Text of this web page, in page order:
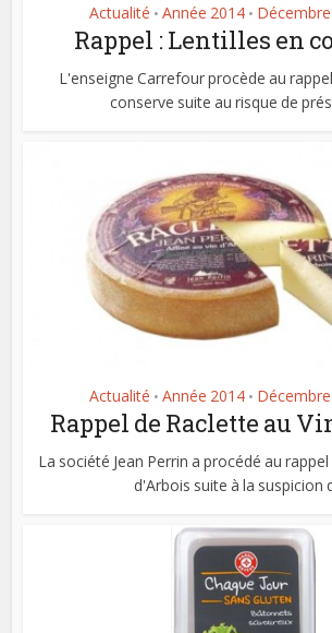
Actualité • Année 2014 • Décembre
Rappel : Lentilles en
L'enseigne Carrefour procède au
conserve suite au risque de
Actualité • Année 2014 • Décembre
Rappel de Raclette au
La société Jean Perrin a procédé au
d'Arbois suite à la suspicion